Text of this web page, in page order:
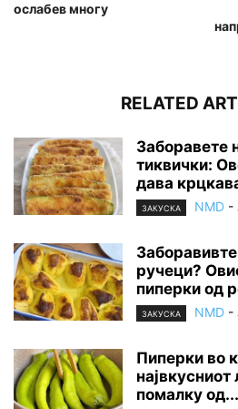
ослабев многу
RELATED
Заборавете
тиквички:
дава
ЗАКУСКА NMD -
ручеци?
пиперки од
ЗАКУСКА NMD -
Пиперки во
највкусниот
помалку од...